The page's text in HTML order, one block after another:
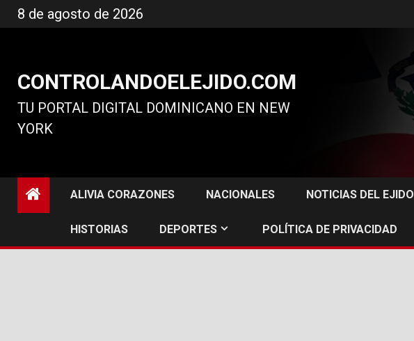
al
8 de agosto de 2026
CONTROLANDOELEJIDO.COM
TU PORTAL DIGITAL DOMINICANO EN NEW
YORK
ALIVIA CORAZONES NACIONALES NOTICIAS DEL EJIDO
HISTORIAS DEPORTES POLÍTICA DE PRIVACIDAD